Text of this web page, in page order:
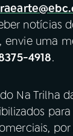
notícias
envie uma
4918.
Na Trilha